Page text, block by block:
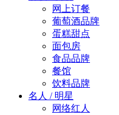
网上订餐
葡萄酒品牌
蛋糕甜点
面包房
食品品牌
餐馆
饮料品牌
名人 / 明星
网络红人